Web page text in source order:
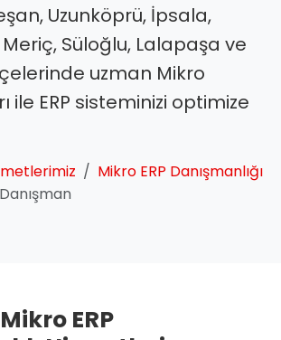
Uzunköprü, İpsala,
Meriç, Süloğlu, Lalapaşa ve
uzman Mikro
ile ERP sisteminizi optimize
Mikro ERP Danışmanlığı
ERP